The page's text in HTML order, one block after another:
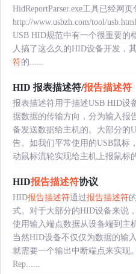
HidReportParser.exe工具已经网
http://www.usbzh.com/tool/
USB HID规范中有一个很重要的
人搞了这么久的HID设备开发，
符的......
HID 报表描述符/报告描述符
报表描述符用于描述USB HID设
据数据的传输方向，分为输入报
备发送数据给主机的。大部分的
告。如我们平常使用的USB鼠标
动鼠标流轮实现给主机上报鼠标
HID报告描述符协议
HID报告描述符通过报告描述符
式。对于大部分的HID设备来说
使用输入端点数据从设备端到主
当然HID设备不仅仅为数据的输
就需要一个输出中断端点来实现。
Rep......